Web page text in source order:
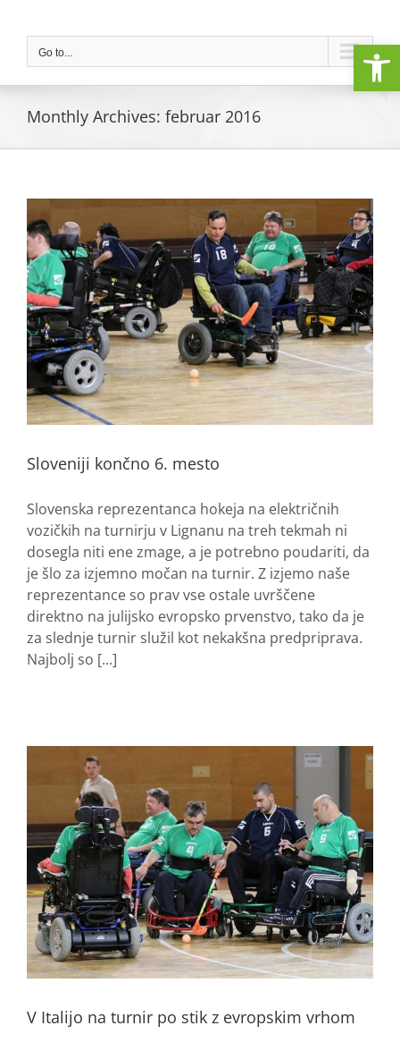
contentGo to...
Monthly Archives: februar 2016
Sloveniji končno 6. mesto
Slovenska reprezentanca hokeja na električnih
vozičkih na turnirju v Lignanu na treh tekmah ni
dosegla niti ene zmage, a je potrebno poudariti, da
je šlo za izjemno močan na turnir. Z izjemo naše
reprezentance so prav vse ostale uvrščene
direktno na julijsko evropsko prvenstvo, tako da je
za slednje turnir služil kot nekakšna predpriprava.
Najbolj so [...]
V Italijo na turnir po stik z evropskim vrhom